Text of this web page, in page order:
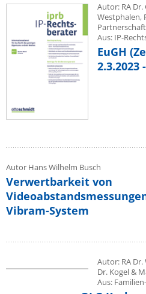
Autor: RA
Westphalen,
Aus: IP-
EuGH
2.3.2023
Autor Hans Wilhelm Busch
Verwertbarkeit von
Vibram-System
Autor: RA Dr.
Dr. Kogel &
Aus: